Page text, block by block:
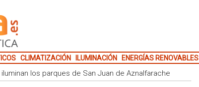
CLIMATIZACIÓN ILUMINACIÓN ENERGÍAS RENOVABLES
los parques de San Juan de Aznalfarache